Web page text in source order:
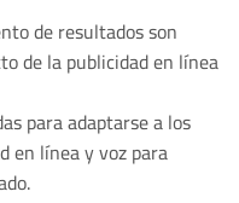
de resultados son
de la publicidad en línea
para adaptarse a los
en línea y voz para